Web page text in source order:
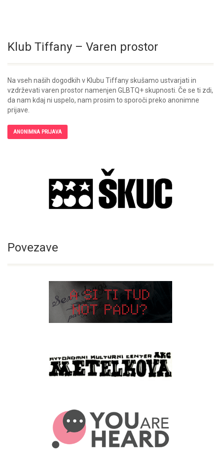
Klub Tiffany – Varen prostor
Na vseh naših dogodkih v Klubu Tiffany skušamo ustvarjati in
vzdrževati varen prostor namenjen GLBTQ+ skupnosti. Če se ti zdi,
da nam kdaj ni uspelo, nam prosim to sporoči preko anonimne
prijave.
ANONIMNA PRIJAVA
Povezave